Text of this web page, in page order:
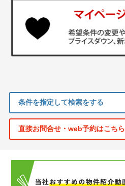
条件を指定して検索をする
直接お問合せ・web予約はこちら